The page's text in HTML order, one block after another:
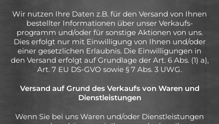
Wir nutzen Ihre Daten z.B. für den Versand von Ihnen
bestellter Informationen über unser Verkaufs-
programm und/oder für sonstige Aktionen von uns.
Dies erfolgt nur mit Einwilligung von Ihnen und/oder
einer gesetzlichen Erlaubnis. Die Einwilligungen in
den Versand erfolgt auf Grundlage der Art. 6 Abs. (1) a),
Art. 7 EU DS-GVO sowie § 7 Abs. 3 UWG.
Versand auf Grund des Verkaufs von Waren und
Dienstleistungen
Wenn Sie bei uns Waren und/oder Dienstleistungen